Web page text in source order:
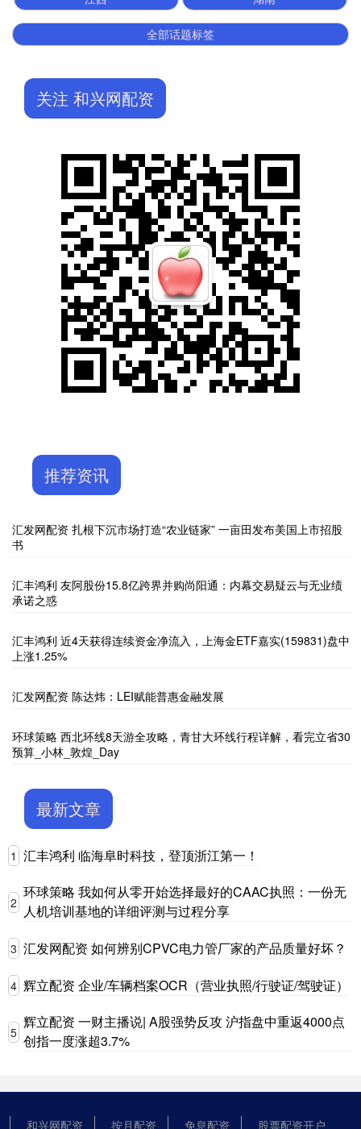
全部话题标签
关注 和兴网配资
推荐资讯
汇发网配资 扎根下沉市场打造“农业链家” 一亩田发布美国上市招股
书
汇丰鸿利 友阿股份15.8亿跨界并购尚阳通：内幕交易疑云与无业绩
承诺之惑
汇丰鸿利 近4天获得连续资金净流入，上海金ETF嘉实(159831)盘中
上涨1.25%
汇发网配资 陈达炜：LEI赋能普惠金融发展
环球策略 西北环线8天游全攻略，青甘大环线行程详解，看完立省30
预算_小林_敦煌_Day
最新文章
1 汇丰鸿利 临海阜时科技，登顶浙江第一！
2
环球策略 我如何从零开始选择最好的CAAC执照：一份无
人机培训基地的详细评测与过程分享
3 汇发网配资 如何辨别CPVC电力管厂家的产品质量好坏？
4 辉立配资 企业/车辆档案OCR（营业执照/行驶证/驾驶证）
5
辉立配资 一财主播说| A股强势反攻 沪指盘中重返4000点
创指一度涨超3.7%
和兴网配资 按月配资 免息配资 股票配资开户